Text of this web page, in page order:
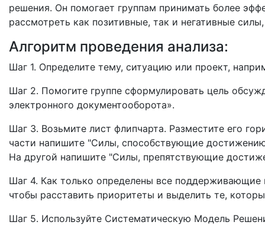
решения. Он помогает группам принимать более
рассмотреть как позитивные, так и негативные
Алгоритм проведения анализа:
Шаг 1. Определите тему, ситуацию или проект,
Шаг 2. Помогите группе сформулировать цель
электронного документооборота».
Шаг 3. Возьмите лист флипчарта. Разместите его
части напишите "Силы, способствующие
На другой напишите "Силы, препятствующие
Шаг 4. Как только определены все поддерживающие
чтобы расставить приоритеты и выделить те,
Шаг 5. Используйте Систематическую Модель